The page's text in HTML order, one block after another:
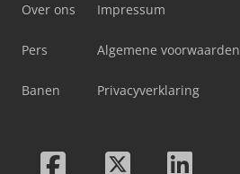
Over ons
Pers
Banen
Impressum
Algemene voorwaarden
Privacyverklaring